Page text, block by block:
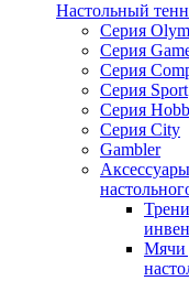
Настольный
Серия
Серия
Серия
Серия Sport
Серия
Серия City
Gambler
Мячи